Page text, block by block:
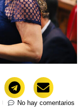
No hay comentarios